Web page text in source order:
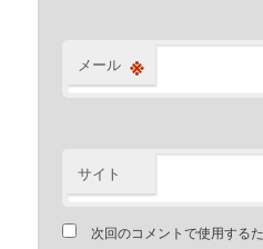
メール ※
サイト
次回のコメントで使用する